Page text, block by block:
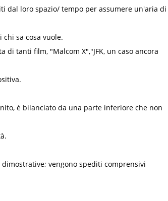
dal loro spazio/ tempo per assumere un'aria di
chi sa cosa vuole.
di tanti film, "Malcom X","JFK, un caso ancora
è bilanciato da una parte inferiore che non
vengono spediti comprensivi